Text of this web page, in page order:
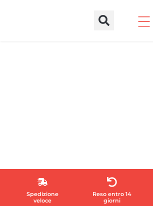
Spedizione
veloce
Reso entro 14
giorni